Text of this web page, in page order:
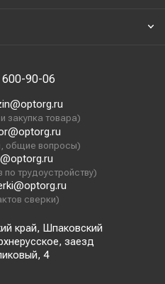
90-06
закупка товара)
общие вопросы)
трудоустройству)
сверки)
край, Шпаковский
заезд
4